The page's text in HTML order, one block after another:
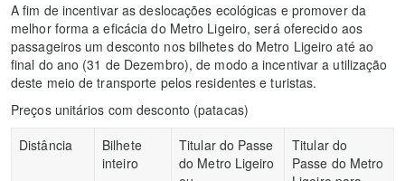
A fim de incentivar as deslocações ecológicas e promover da
melhor forma a eficácia do Metro Ligeiro, será oferecido aos
passageiros um desconto nos bilhetes do Metro Ligeiro até ao
final do ano (31 de Dezembro), de modo a incentivar a utilização
deste meio de transporte pelos residentes e turistas.
Preços unitários com desconto (patacas)
Distância
Bilhete
inteiro
Titular do Passe
do Metro Ligeiro
Titular do
Passe do Metro